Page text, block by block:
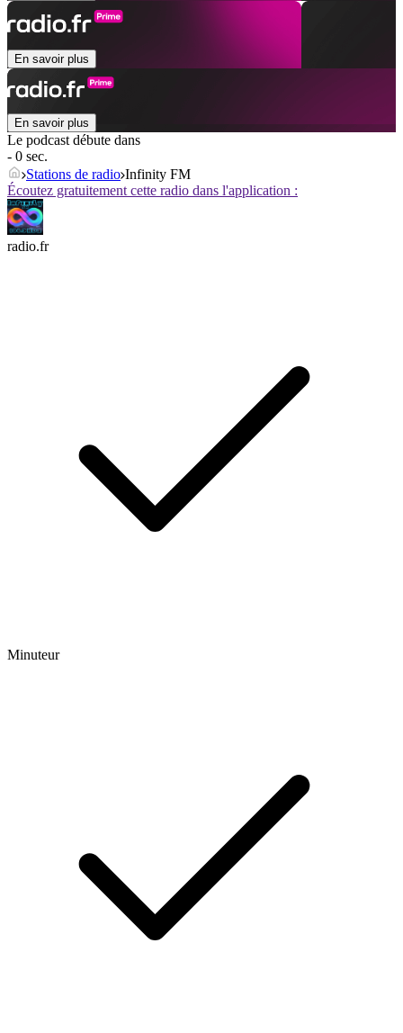
En savoir plus
En savoir plus
Le podcast débute dans
- 0 sec.
Stations de radio Infinity FM
Écoutez gratuitement cette radio dans l'application :
radio.fr
Minuteur